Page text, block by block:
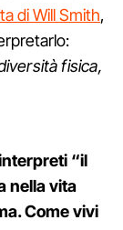
di Will Smith,
fisica,
“il
nella vita
Come vivi